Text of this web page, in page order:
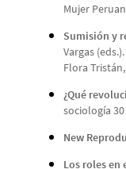
Mujer
Sumisión y
Vargas
Flora
¿Qué
sociología 30
New
Los roles